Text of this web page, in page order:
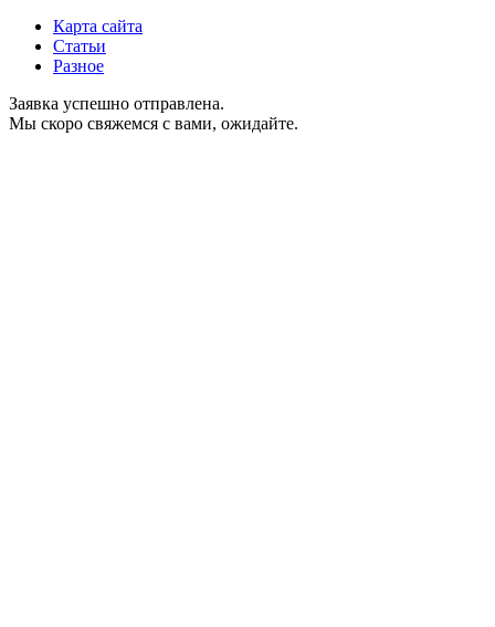
Карта сайта
Статьи
Разное
Заявка успешно отправлена.
Мы скоро свяжемся с вами, ожидайте.